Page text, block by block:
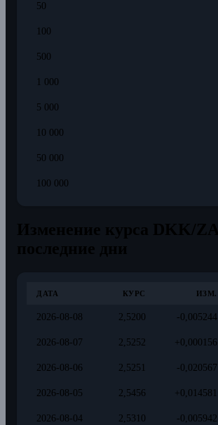
50
100
500
1 000
5 000
10 000
50 000
100 000
ДАТА КУРС ИЗМ.
2026-08-08 2,5200 -0,005244
2026-08-07 2,5252 +0,000156
2026-08-06 2,5251 -0,020567
2026-08-05 2,5456 +0,014581
2026-08-04 2,5310 -0,005942